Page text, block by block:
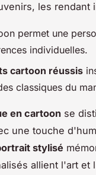
les rendant
permet une
individuelles.
cartoon réussis
classiques du
en cartoon se
une touche
stylisé
allient l'art et